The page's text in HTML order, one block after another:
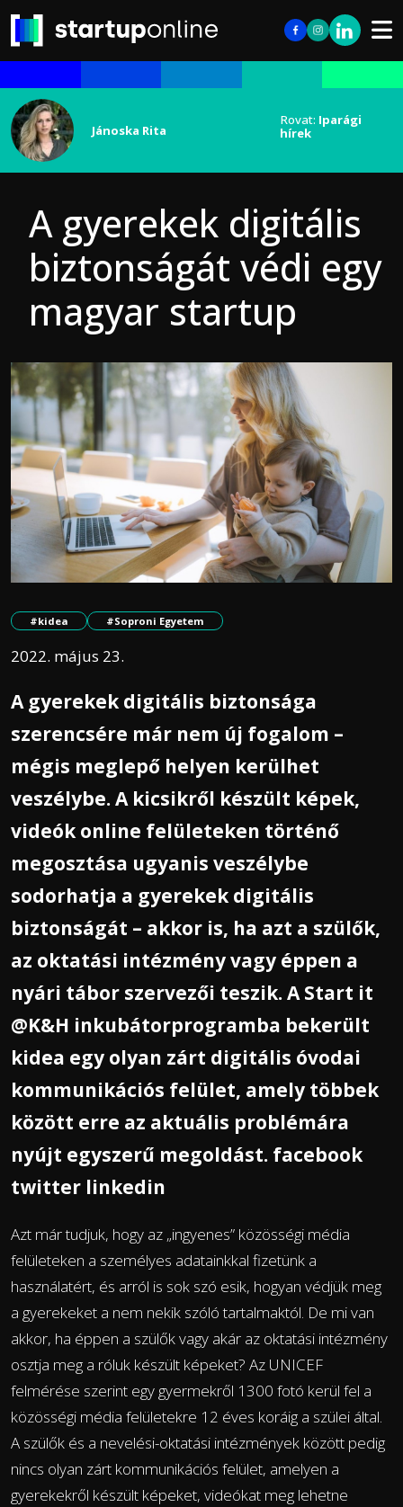
Jánoska Rita
Rovat: Iparági
hírek
A gyerekek digitális
biztonságát védi egy
magyar startup
#kidea #Soproni Egyetem
2022. május 23.
A gyerekek digitális biztonsága
szerencsére már nem új fogalom –
mégis meglepő helyen kerülhet
veszélybe. A kicsikről készült képek,
videók online felületeken történő
megosztása ugyanis veszélybe
sodorhatja a gyerekek digitális
biztonságát – akkor is, ha azt a szülők,
az oktatási intézmény vagy éppen a
nyári tábor szervezői teszik. A Start it
@K&H inkubátorprogramba bekerült
kidea egy olyan zárt digitális óvodai
kommunikációs felület, amely többek
között erre az aktuális problémára
nyújt egyszerű megoldást. facebook
twitter linkedin
Azt már tudjuk, hogy az „ingyenes” közösségi média
felületeken a személyes adatainkkal fizetünk a
használatért, és arról is sok szó esik, hogyan védjük meg
a gyerekeket a nem nekik szóló tartalmaktól. De mi van
akkor, ha éppen a szülők vagy akár az oktatási intézmény
osztja meg a róluk készült képeket? Az UNICEF
felmérése szerint egy gyermekről 1300 fotó kerül fel a
közösségi média felületekre 12 éves koráig a szülei által.
A szülők és a nevelési-oktatási intézmények között pedig
nincs olyan zárt kommunikációs felület, amelyen a
gyerekekről készült képeket, videókat meg lehetne